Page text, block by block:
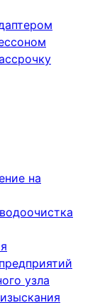
на
узла